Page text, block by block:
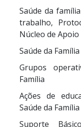
Saúde da
trabalho,
Núcleo de Apoio
Saúde da Família
Grupos
Família
Ações de
Saúde da Família
Suporte